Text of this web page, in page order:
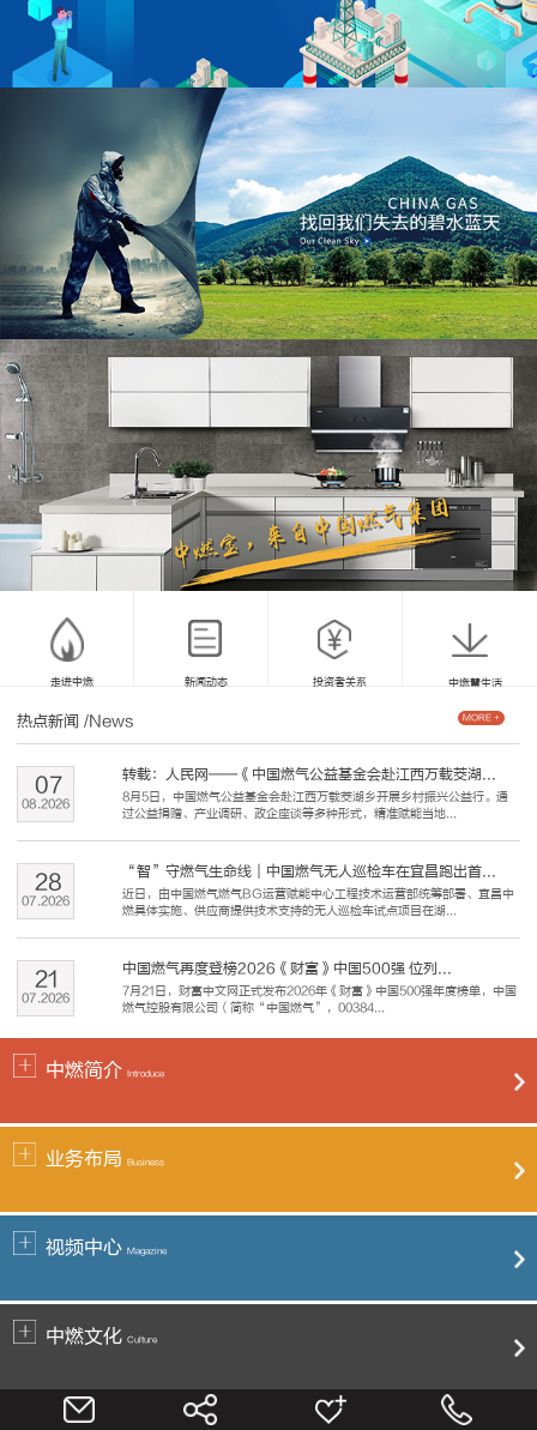
走进中燃 新闻动态 投资者关系 中燃慧生活
热点新闻 /News
转载：人民网——《中国燃气公益基金会赴江西万载茭湖...
8月5日，中国燃气公益基金会赴江西万载茭湖乡开展乡村振兴公益行。通
过公益捐赠、产业调研、政企座谈等多种形式，精准赋能当地...
08.2026
07
“智”守燃气生命线｜中国燃气无人巡检车在宜昌跑出首...
近日，由中国燃气燃气BG运营赋能中心工程技术运营部统筹部署、宜昌中
燃具体实施、供应商提供技术支持的无人巡检车试点项目在湖...
07.2026
28
中国燃气再度登榜2026《财富》中国500强 位列...
7月21日，财富中文网正式发布2026年《财富》中国500强年度榜单，中国
燃气控股有限公司（简称“中国燃气”，00384...
07.2026
21
MORE +
中燃简介 Introduce
业务布局 Business
视频中心 Magazine
中燃文化 Culture